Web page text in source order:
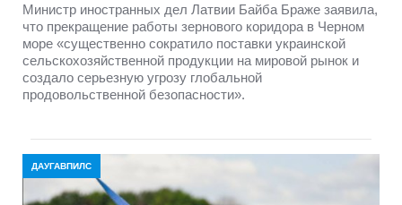
Министр иностранных дел Латвии Байба Браже заявила,
что прекращение работы зернового коридора в Черном
море «существенно сократило поставки украинской
сельскохозяйственной продукции на мировой рынок и
создало серьезную угрозу глобальной
продовольственной безопасности».
ДАУГАВПИЛС